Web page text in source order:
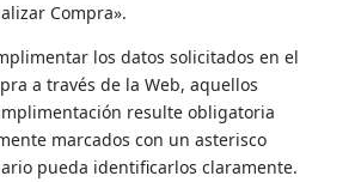
Compra».
los datos solicitados en el
a través de la Web, aquellos
resulte obligatoria
marcados con un asterisco
pueda identificarlos claramente.